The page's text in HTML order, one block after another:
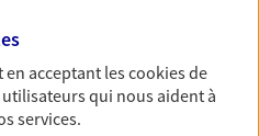
acceptant lescookiesde
utilisateurs qui nous aident à
services.